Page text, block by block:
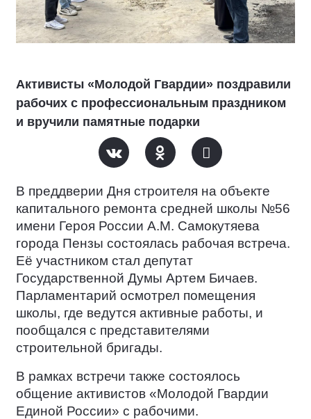
Активисты «Молодой Гвардии» поздравили
рабочих с профессиональным праздником
и вручили памятные подарки
В преддверии Дня строителя на объекте
капитального ремонта средней школы №56
имени Героя России А.М. Самокутяева
города Пензы состоялась рабочая встреча.
Её участником стал депутат
Государственной Думы Артем Бичаев.
Парламентарий осмотрел помещения
школы, где ведутся активные работы, и
пообщался с представителями
строительной бригады.
В рамках встречи также состоялось
общение активистов «Молодой Гвардии
Единой России» с рабочими.